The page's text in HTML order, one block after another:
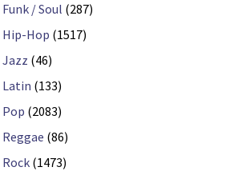
Funk / Soul (287)
Hip-Hop (1517)
Jazz (46)
Latin (133)
Pop (2083)
Reggae (86)
Rock (1473)